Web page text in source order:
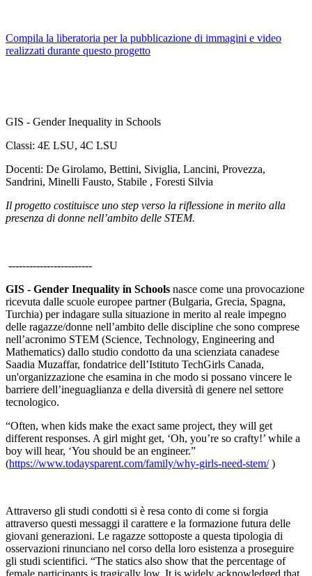
Compila la liberatoria per la pubblicazione di immagini e video
realizzati durante questo progetto
GIS - Gender Inequality in Schools
Classi: 4E LSU, 4C LSU
Docenti: De Girolamo, Bettini, Siviglia, Lancini, Provezza,
Sandrini, Minelli Fausto, Stabile , Foresti Silvia
Il progetto costituisce uno step verso la riflessione in merito alla
presenza di donne nell’ambito delle STEM.
‐-----------------------
GIS - Gender Inequality in Schools nasce come una provocazione
ricevuta dalle scuole europee partner (Bulgaria, Grecia, Spagna,
Turchia) per indagare sulla situazione in merito al reale impegno
delle ragazze/donne nell’ambito delle discipline che sono comprese
nell’acronimo STEM (Science, Technology, Engineering and
Mathematics) dallo studio condotto da una scienziata canadese
Saadia Muzaffar, fondatrice dell’Istituto TechGirls Canada,
un'organizzazione che esamina in che modo si possano vincere le
barriere dell’ineguaglianza e della diversità di genere nel settore
tecnologico.
“Often, when kids make the exact same project, they will get
different responses. A girl might get, ‘Oh, you’re so crafty!’ while a
boy will hear, ‘You should be an engineer.”
(https://www.todaysparent.com/family/why-girls-need-stem/)
Attraverso gli studi condotti si è resa conto di come si forgia
attraverso questi messaggi il carattere e la formazione futura delle
giovani generazioni. Le ragazze sottoposte a questa tipologia di
osservazioni rinunciano nel corso della loro esistenza a proseguire
gli studi scientifici. “The statics also show that the percentage of